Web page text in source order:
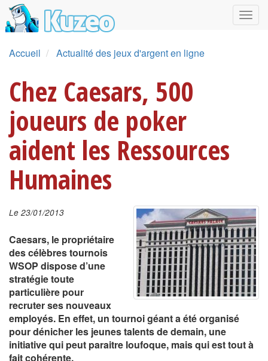
Accueil Actualité des jeux d'argent en ligne
Chez Caesars, 500
joueurs de poker
aident les Ressources
Humaines
Le 23/01/2013
Caesars, le propriétaire
des célèbres tournois
WSOP dispose d’une
stratégie toute
particulière pour
recruter ses nouveaux
employés. En effet, un tournoi géant a été organisé
pour dénicher les jeunes talents de demain, une
initiative qui peut paraitre loufoque, mais qui est tout à
fait cohérente.